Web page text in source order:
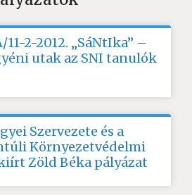
11-2-2012. „SáNtIka” –
utak az SNI tanulók
Szervezete és a
Környezetvédelmi
Zöld Béka pályázat